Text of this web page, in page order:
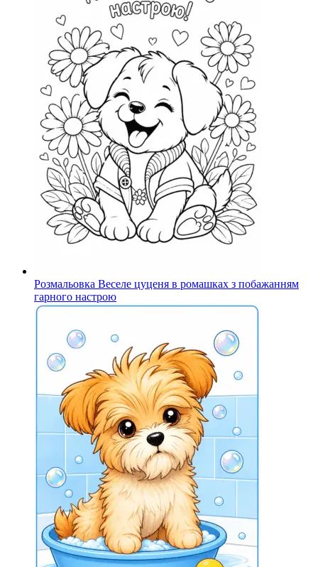
Розмальовка Веселе цуценя в ромашках з побажанням
гарного настрою